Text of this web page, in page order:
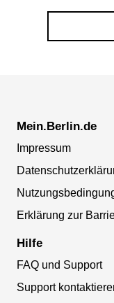
Mein.Berlin.de
Impressum
Erklärung zur
Hilfe
FAQ und Support
Support